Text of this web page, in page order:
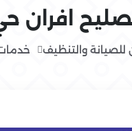
افران حي
للصيانة والتنظيف